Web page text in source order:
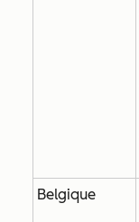
Belgique